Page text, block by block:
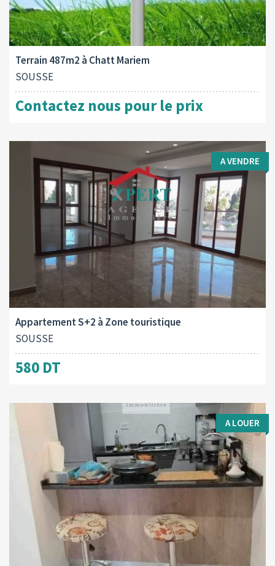
Type d'opération:
A vendre
Surface totale:
487 M2
Terrain 487m2 à Chatt Mariem
SOUSSE
Contactez nous pour le prix
Type d'opération:
Surface totale:
162 M2
A VENDRE
Appartement S+2 à Zone touristique
SOUSSE
580 DT
Type d'opération:
A louer
A LOUER